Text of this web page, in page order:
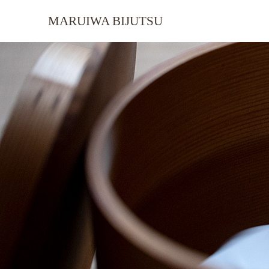
MARUIWA BIJUTSU